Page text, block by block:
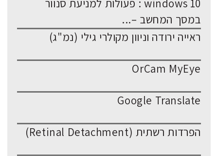
windows 10 : פעולות למניעת סנוור
במסך המחשב –...
ראייה ירודה וניוון מקולרי גילי (נמ"ג)
OrCam MyEye
Google Translate
הפרדות רשתית (Retinal Detachment)